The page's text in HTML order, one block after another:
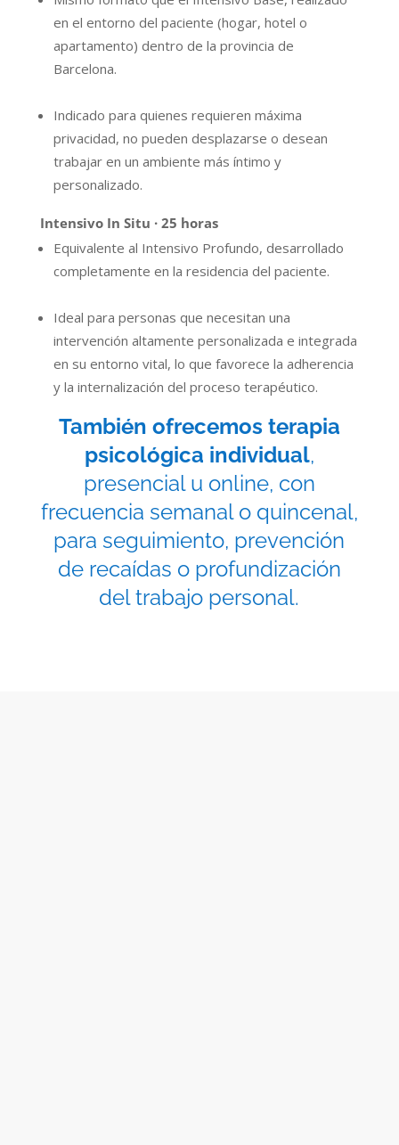
en el entorno del paciente (hogar, hotel o
apartamento) dentro de la provincia de
Barcelona.
Indicado para quienes requieren máxima
privacidad, no pueden desplazarse o desean
trabajar en un ambiente más íntimo y
personalizado.
Intensivo In Situ · 25 horas
Equivalente al Intensivo Profundo, desarrollado
completamente en la residencia del paciente.
Ideal para personas que necesitan una
intervención altamente personalizada e integrada
en su entorno vital, lo que favorece la adherencia
y la internalización del proceso terapéutico.
También ofrecemos terapia
psicológica individual,
presencial u online, con
frecuencia semanal o quincenal,
para seguimiento, prevención
de recaídas o profundización
del trabajo personal.